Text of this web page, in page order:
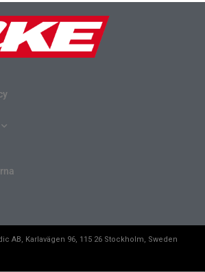
AB, Karlavägen 96, 115 26 Stockholm, Sweden